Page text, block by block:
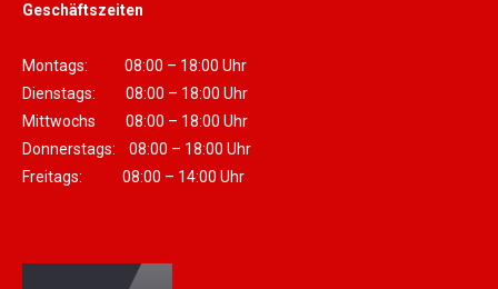
Geschäftszeiten
Montags: 08:00 – 18:00 Uhr
Dienstags: 08:00 – 18:00 Uhr
Mittwochs 08:00 – 18:00 Uhr
Donnerstags: 08:00 – 18:00 Uhr
Freitags: 08:00 – 14:00 Uhr